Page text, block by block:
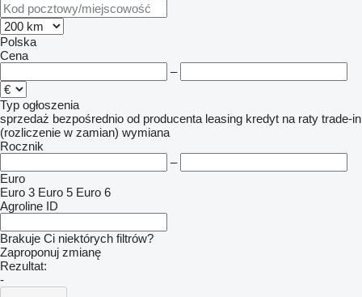
Polska
Cena
–
Typ ogłoszenia
sprzedaż bezpośrednio od producenta leasing kredyt na raty trade-in
(rozliczenie w zamian) wymiana
Rocznik
–
Euro
Euro 3 Euro 5 Euro 6
Agroline ID
Brakuje Ci niektórych filtrów?
Zaproponuj zmianę
Rezultat:
-